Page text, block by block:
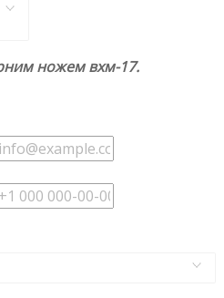
ножем вхм-17.